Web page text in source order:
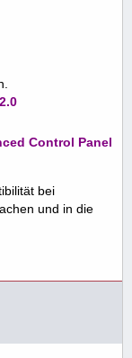
Control Panel
bei
und in die